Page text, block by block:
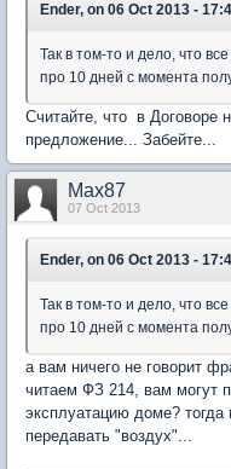
Ender, on 06 Oct 2013 -
Так в том-то и дело, что
про 10 дней с момента
Считайте, что в Договоре
предложение... Забейте...
Max87
07 Oct 2013
Ender, on 06 Oct 2013 -
Так в том-то и дело, что
про 10 дней с момента
а вам ничего не говорит
читаем ФЗ 214, вам могут
эксплуатацию доме?
передавать "воздух"...